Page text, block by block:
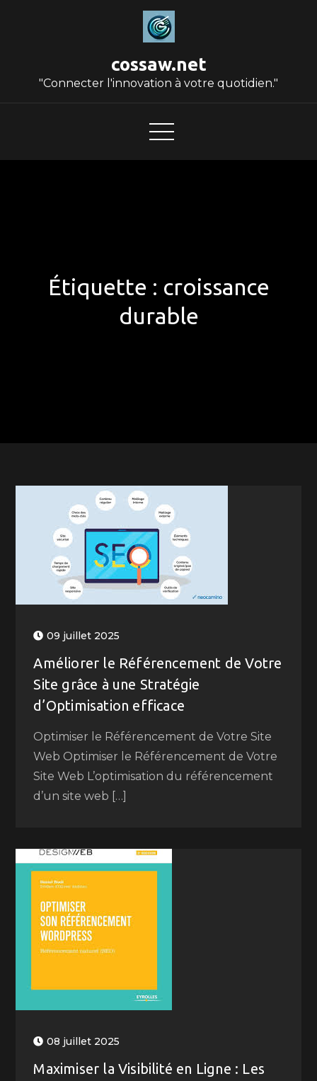
cossaw.net
"Connecter l'innovation à votre quotidien."
Étiquette : croissance
durable
09 juillet 2025
Améliorer le Référencement de Votre
Site grâce à une Stratégie
d’Optimisation efficace
Optimiser le Référencement de Votre Site
Web Optimiser le Référencement de Votre
Site Web L’optimisation du référencement
d’un site web […]
08 juillet 2025
Maximiser la Visibilité en Ligne : Les